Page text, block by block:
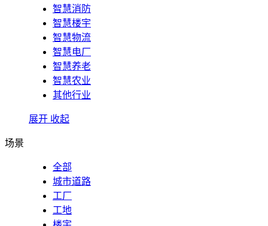
智慧消防
智慧楼宇
智慧物流
智慧电厂
智慧养老
智慧农业
其他行业
展开 收起
场景
全部
城市道路
工厂
工地